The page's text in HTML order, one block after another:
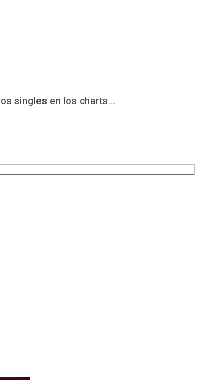
singles en los charts...